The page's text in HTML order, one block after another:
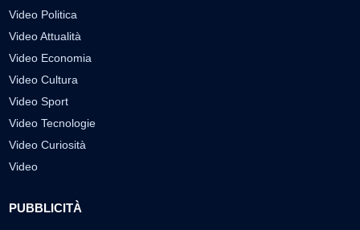
Video Politica
Video Attualità
Video Economia
Video Cultura
Video Sport
Video Tecnologie
Video Curiosità
Video
PUBBLICITÀ